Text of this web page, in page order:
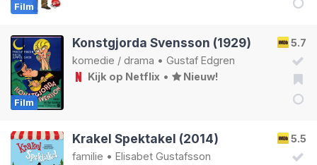
Film
Film
5.7
Konstgjorda Svensson (1929)
komedie / drama • Gustaf Edgren
Kijk op Netflix • Nieuw!
5.5
Krakel Spektakel (2014)
familie • Elisabet Gustafsson